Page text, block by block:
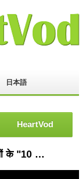
日本語
HeartVod : वृषभ राशि वालों के "10 अद्भुत"गुण जानकर होश उड़ जाएंगे (10 Adbuth gun of taurus zodiac sign...